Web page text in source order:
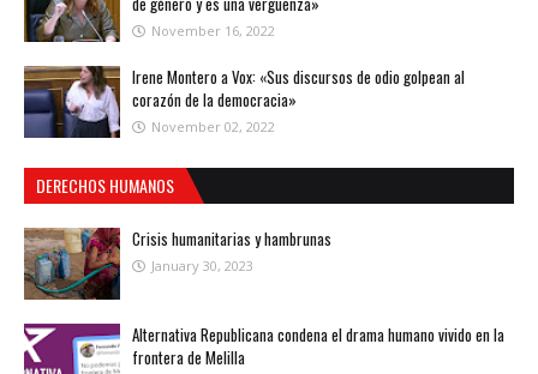
November 16, 2022
Irene Montero a Vox: «Sus discursos de odio golpean al
corazón de la democracia»
November 02, 2022
DERECHOS HUMANOS
Crisis humanitarias y hambrunas
January 30, 2023
Alternativa Republicana condena el drama humano vivido en la
frontera de Melilla